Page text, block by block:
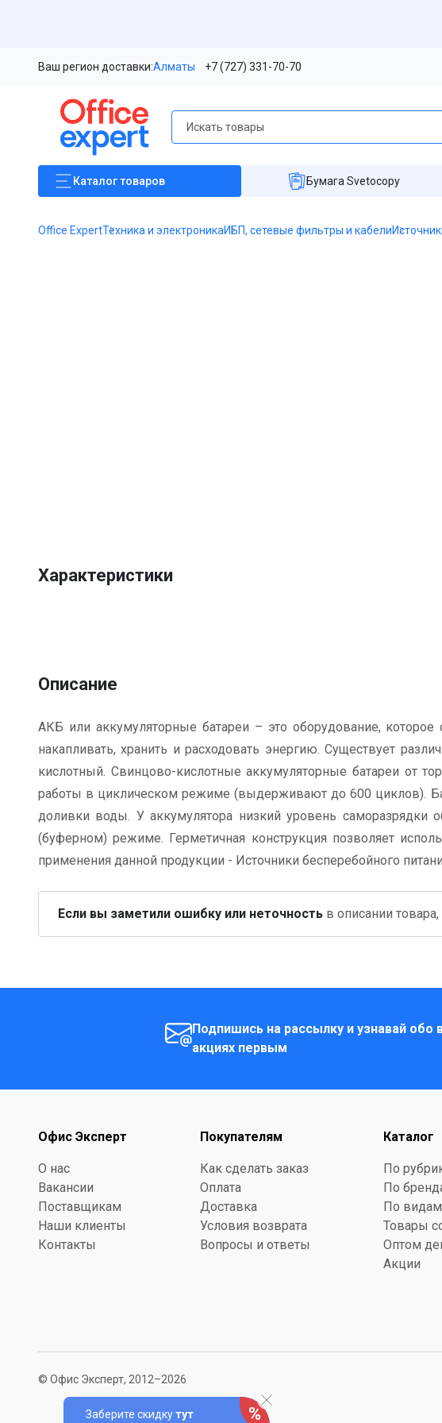
Ваш регион доставки:Алматы +7 (727) 331-70-70
Каталогтоваров Бумага Svetocopy
Office ExpertТехника и электроникаИБП, сетевые фильтры и кабели
Характеристики
Описание
АКБ или аккумуляторные батареи – это оборудование,
накапливать, хранить и расходовать энергию. Существует
кислотный. Свинцово-кислотные аккумуляторные батареи от
работы в циклическом режиме (выдерживают до 600 циклов).
доливки воды. У аккумулятора низкий уровень
(буферном) режиме. Герметичная конструкция позволяет
применения данной продукции - Источники бесперебойного
Если вы заметили ошибку или неточность в описании
Подпишись на рассылку и узнавай обо
акциях первым
Заберите скидкутут
Офис Эксперт
О нас
Вакансии
Поставщикам
Наши клиенты
Контакты
Покупателям
Как сделать заказ
Оплата
Доставка
Условия возврата
Вопросы и ответы
Каталог
По
По
По
Товары
Оптом
Акции
© Офис Эксперт, 2012–2026